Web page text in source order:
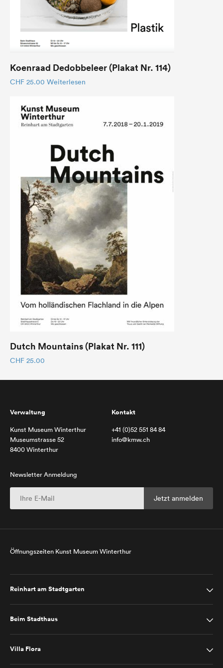
Koenraad Dedobbeleer (Plakat Nr. 114)
CHF 25.00 Weiterlesen
Dutch Mountains (Plakat Nr. 111)
CHF 25.00
Verwaltung
Kunst Museum Winterthur
Museumstrasse 52
8400 Winterthur
Kontakt
+41 (0)52 551 84 84
info@kmw.ch
Newsletter Anmeldung
Öffnungszeiten Kunst Museum Winterthur
Reinhart am Stadtgarten
Beim Stadthaus
Villa Flora